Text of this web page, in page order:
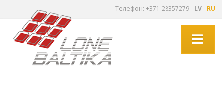
Tелефон: +371-28357279 LV RU